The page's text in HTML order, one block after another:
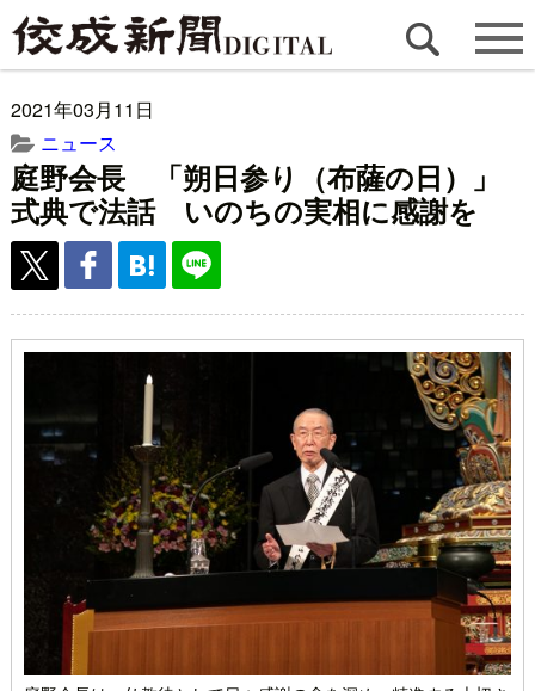
2021年03月11日
ニュース
庭野会長 「朔日参り（布薩の日）」
式典で法話 いのちの実相に感謝を